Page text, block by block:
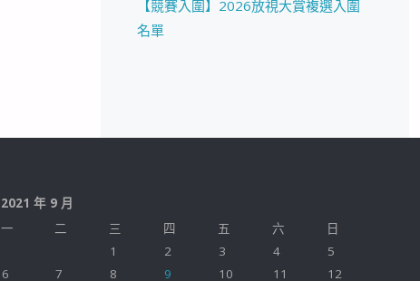
【競賽入圍】2026放視大賞複選入圍
名單
2021 年 9 月
一
二 三 四 五 六
日
1
2 3 4
5
6
7 8 9 10 11 12